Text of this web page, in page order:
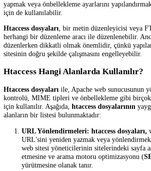
Revo YAZILIM
830 Görüntüleme
Htaccess, Apache web sunucusu tarafından
dosyasıdır. Dosya adı "htaccess" olarak
MIME tipleri vb. gibi birçok web sunucusu
Htaccess dosyası, bir web sitesinin belirli bir
sunucu yapılandırmasını değiştirmek için
reddetmek gibi erişim kontrollerini
dosya, web sayfalarının URL'sini yeniden
yapmak veya önbellekleme ayarlarını
için de kullanılabilir.